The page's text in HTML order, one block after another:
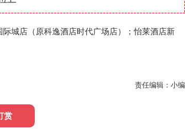
城店（原科逸酒店时代广场店）；怡莱酒店新
责任编辑：小编
赏